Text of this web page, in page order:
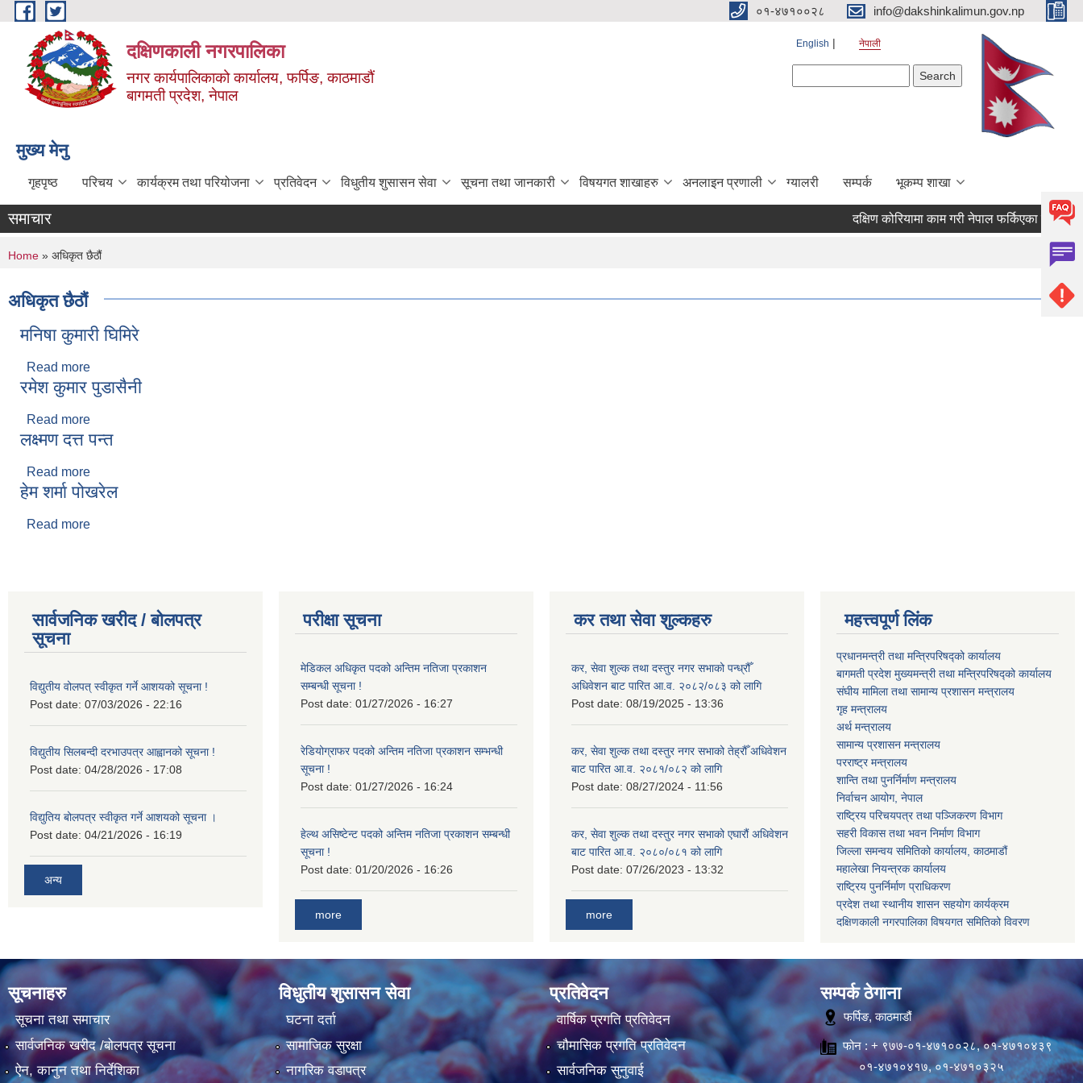
Skip to main content ०१-४७१००२८ info@dakshinkalimun.gov.np
दक्षिणकाली नगरपालिका
नगर कार्यपालिकाको कार्यालय, फर्पिङ, काठमाडौं
बागमती प्रदेश, नेपाल
English नेपाली
मुख्य मेनु
गृहपृष्ठ परिचय कार्यक्रम तथा परियोजना प्रतिवेदन विधुतीय शुसासन सेवा सूचना तथा जानकारी विषयगत शाखाहरु अनलाइन प्रणाली ग्यालरी सम्पर्क भूकम्प शाखा
समाचार दक्षिण कोरियामा काम गरी नेपाल फर्किएका
You are here
Home » अधिकृत छैठौं
अधिकृत छैठौं
मनिषा कुमारी घिमिरे
Read more
रमेश कुमार पुडासैनी
Read more
लक्ष्मण दत्त पन्त
Read more
हेम शर्मा पोखरेल
Read more
सार्वजनिक खरीद / बोलपत्र
सूचना
विद्युतीय वोलपत् स्वीकृत गर्ने आशयको सूचना !
Post date: 07/03/2026 - 22:16
विद्युतीय सिलबन्दी दरभाउपत्र आह्वानको सूचना !
Post date: 04/28/2026 - 17:08
विद्युतिय बोलपत्र स्वीकृत गर्ने आशयको सूचना ।
Post date: 04/21/2026 - 16:19
अन्य
परीक्षा सूचना
मेडिकल अधिकृत पदको अन्तिम नतिजा प्रकाशन
सम्बन्धी सूचना !
Post date: 01/27/2026 - 16:27
रेडियोग्राफर पदको अन्तिम नतिजा प्रकाशन सम्भन्धी
सूचना !
Post date: 01/27/2026 - 16:24
हेल्थ असिष्टेन्ट पदको अन्तिम नतिजा प्रकाशन सम्बन्धी
सूचना !
Post date: 01/20/2026 - 16:26
more
कर तथा सेवा शुल्कहरु
कर, सेवा शुल्क तथा दस्तुर नगर सभाको पन्ध्रौँ
अधिवेशन बाट पारित आ.व. २०८२/०८३ को लागि
Post date: 08/19/2025 - 13:36
कर, सेवा शुल्क तथा दस्तुर नगर सभाको तेह्रौँ अधिवेशन
बाट पारित आ.व. २०८१/०८२ को लागि
Post date: 08/27/2024 - 11:56
कर, सेवा शुल्क तथा दस्तुर नगर सभाको एघारौं अधिवेशन
बाट पारित आ.व. २०८०/०८१ को लागि
Post date: 07/26/2023 - 13:32
more
महत्त्वपूर्ण लिंक
प्रधानमन्त्री तथा मन्त्रिपरिषद्को कार्यालय
बागमती प्रदेश मुख्यमन्त्री तथा मन्त्रिपरिषद्को कार्यालय
संघीय मामिला तथा सामान्य प्रशासन मन्त्रालय
गृह मन्त्रालय
अर्थ मन्त्रालय
सामान्य प्रशासन मन्त्रालय
परराष्ट्र मन्त्रालय
शान्ति तथा पुनर्निर्माण मन्त्रालय
निर्वाचन आयोग, नेपाल
राष्ट्रिय परिचयपत्र तथा पञ्जिकरण विभाग
सहरी विकास तथा भवन निर्माण विभाग
जिल्ला समन्वय समितिको कार्यालय, काठमाडौं
महालेखा नियन्त्रक कार्यालय
राष्ट्रिय पुनर्निर्माण प्राधिकरण
प्रदेश तथा स्थानीय शासन सहयोग कार्यक्रम
दक्षिणकाली नगरपालिका विषयगत समितिको विवरण
सूचनाहरु
सूचना तथा समाचार
सार्वजनिक खरीद /बोलपत्र सूचना
ऐन, कानुन तथा निर्देशिका
विधुतीय शुसासन सेवा
घटना दर्ता
सामाजिक सुरक्षा
नागरिक वडापत्र
प्रतिवेदन
वार्षिक प्रगति प्रतिवेदन
चौमासिक प्रगति प्रतिवेदन
सार्वजनिक सुनुवाई
सम्पर्क ठेगाना
फर्पिङ, काठमाडौं
फोन : + ९७७-०१-४७१००२८, ०१-४७१०४३९
०१-४७१०४१७, ०१-४७१०३२५